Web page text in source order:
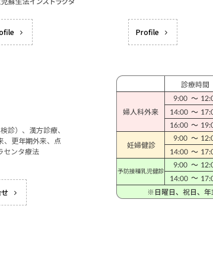
Profile
診）、漢方診療、
、更年期外来、点
センタ療法